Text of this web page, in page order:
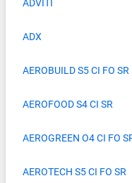
ADVITI
ADX
AEROBUILD S5 CI FO SR
AEROFOOD S4 CI SR
AEROGREEN O4 CI FO
AEROTECH S5 CI FO SR